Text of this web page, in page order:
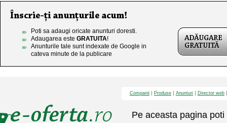
Poti sa adaugi oricate anunturi doresti.
Adaugarea este GRATUITA!
Anunturile tale sunt indexate de Google in
cateva minute de la publicare
Companii Produse Anunturi Director web
Pe aceasta pagina poti